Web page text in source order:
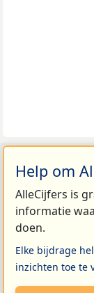
Help om
AlleCijfers is
informatie
doen.
Elke bijdrage
inzichten toe te